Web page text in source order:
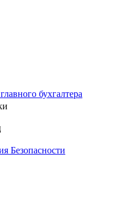
бухгалтера
Безопасности